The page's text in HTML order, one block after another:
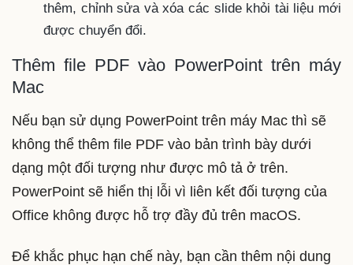
thêm, chỉnh sửa và xóa các slide khỏi tài liệu mới
được chuyển đổi.
Thêm file PDF vào PowerPoint trên máy
Mac
Nếu bạn sử dụng PowerPoint trên máy Mac thì sẽ
không thể thêm file PDF vào bản trình bày dưới
dạng một đối tượng như được mô tả ở trên.
PowerPoint sẽ hiển thị lỗi vì liên kết đối tượng của
Office không được hỗ trợ đầy đủ trên macOS.
Để khắc phục hạn chế này, bạn cần thêm nội dung